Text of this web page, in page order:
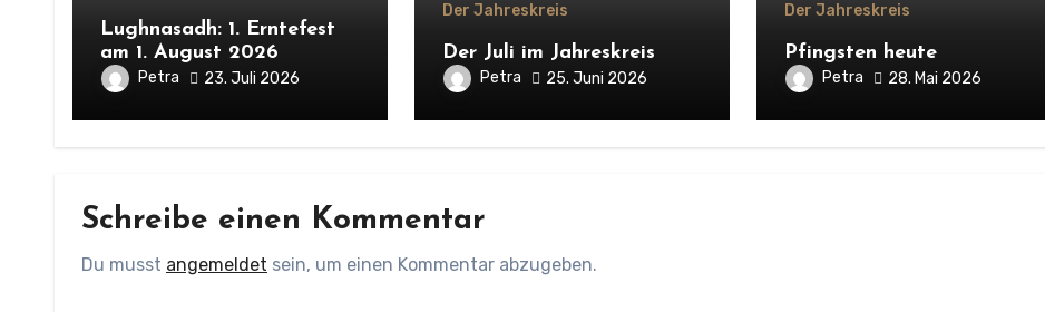
Lughnasadh: 1. Erntefest
am 1. August 2026
Petra 23. Juli 2026
Der Jahreskreis
Der Juli im Jahreskreis
Petra 25. Juni 2026
Der Jahreskreis
Pfingsten heute
Petra 28. Mai 2026
Schreibe einen Kommentar
Du musst angemeldet sein, um einen Kommentar abzugeben.